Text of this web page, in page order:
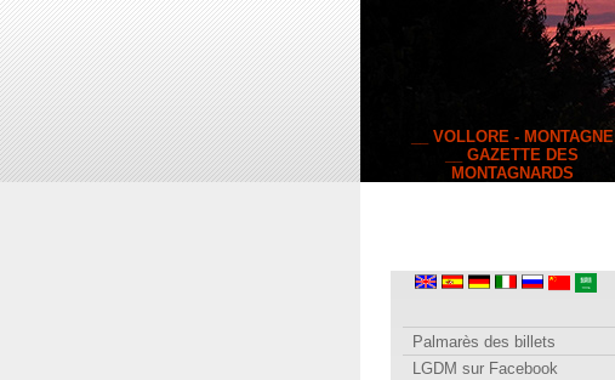
__ VOLLORE - MONTAGNE
__ GAZETTE DES
MONTAGNARDS
Palmarès des billets
LGDM sur Facebook